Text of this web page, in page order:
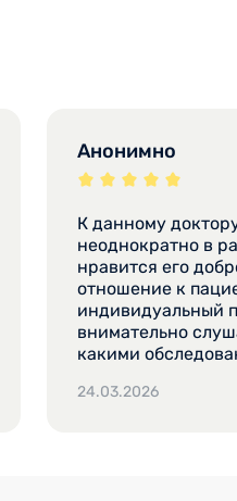
Анонимно
К данному
неоднократно в разных клиниках,
нравится его
отношение к
индивидуальный
внимательно
какими
необходимые
24.03.2026